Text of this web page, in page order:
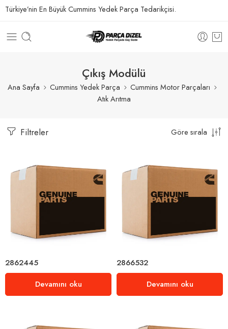
Türkiye’nin En Büyük Cummins Yedek Parça Tedarikçisi.
Çıkış Modülü
Ana Sayfa Cummins Yedek Parça
Cummins Motor Parçaları
Atık Arıtma
Filtreler Göre sırala
2862445
Devamını oku
2866532
Devamını oku